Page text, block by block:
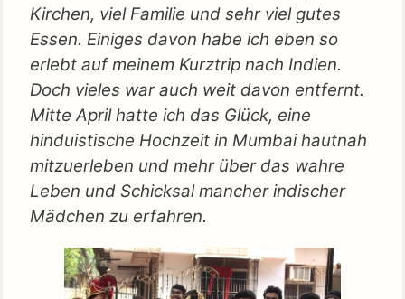
Kirchen, viel Familie und sehr viel gutes
Essen. Einiges davon habe ich eben so
erlebt auf meinem Kurztrip nach Indien.
Doch vieles war auch weit davon entfernt.
Mitte April hatte ich das Glück, eine
hinduistische Hochzeit in Mumbai hautnah
mitzuerleben und mehr über das wahre
Leben und Schicksal mancher indischer
Mädchen zu erfahren.